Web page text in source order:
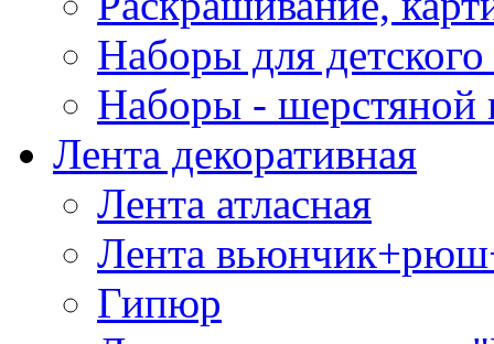
Наборы для
Наборы - шерстяной
Лента декоративная
Лента атласная
Лента
Гипюр